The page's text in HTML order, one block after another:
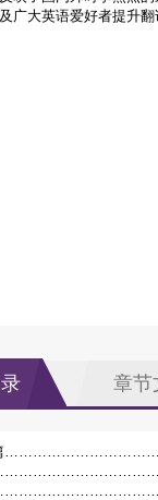
广大英语爱好者提升
章节
篇